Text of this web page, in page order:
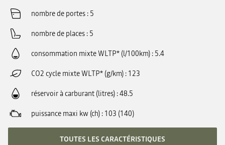
nombre de portes 5
nombre de places 5
consommation mixte WLTP* (l/100km) 5.4
CO2 cycle mixte WLTP* (g/km) 123
réservoir à carburant (litres) 48.5
puissance maxi kw (ch) 103 (140)
TOUTES LES CARACTÉRISTIQUES